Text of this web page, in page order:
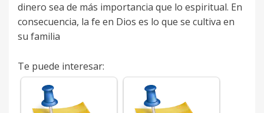
dinero sea de más importancia que lo espiritual. En
consecuencia, la fe en Dios es lo que se cultiva en
su familia
Te puede interesar: